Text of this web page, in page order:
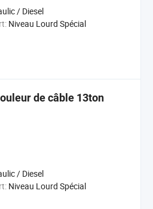
/ Diesel
Niveau Lourd Spécial
de câble 13ton
/ Diesel
Niveau Lourd Spécial